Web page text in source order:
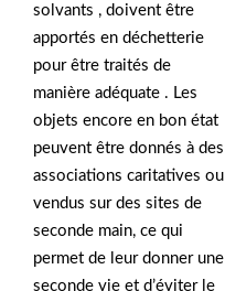
solvants , doivent être
apportés en déchetterie
pour être traités de
manière adéquate . Les
objets encore en bon état
peuvent être donnés à des
associations caritatives ou
vendus sur des sites de
seconde main, ce qui
permet de leur donner une
seconde vie et d’éviter le